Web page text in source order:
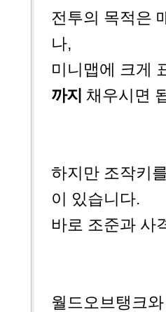
전투의 목적은
나,
미니맵에 크게
까지 채우시면
하지만 조작키
이 있습니다.
바로 조준과 사
월드오브탱크